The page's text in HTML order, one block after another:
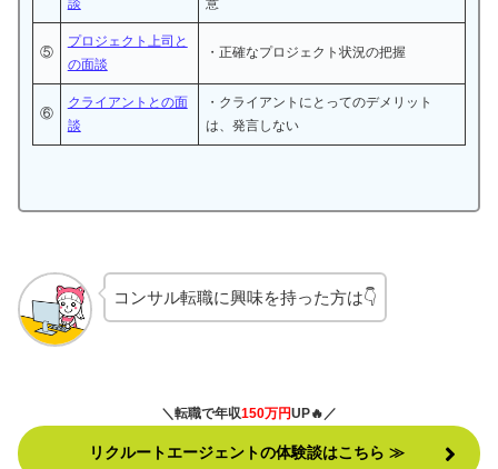
⑤
プロジェクト上司と
の面談
・正確なプロジェクト状況の把握
⑥
クライアントとの面
談
・クライアントにとってのデメリット
は、発言しない
コンサル転職に興味を持った方は👇
＼転職で年収150万円UP🔥／
リクルートエージェントの体験談はこちら ≫